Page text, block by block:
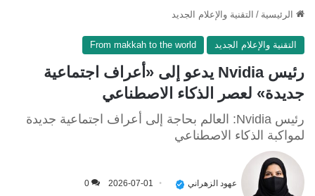
الرئيسية / التقنية والإعلام الجديد
التقنية والإعلام الجديد From makkah to the world
رئيس Nvidia يدعو إلى «أعراف اجتماعية
جديدة» لعصر الذكاء الاصطناعي
رئيس Nvidia: العالم بحاجة إلى أعراف اجتماعية جديدة
لمواكبة الذكاء الاصطناعي
عهود الزهراني 2026-07-01
0